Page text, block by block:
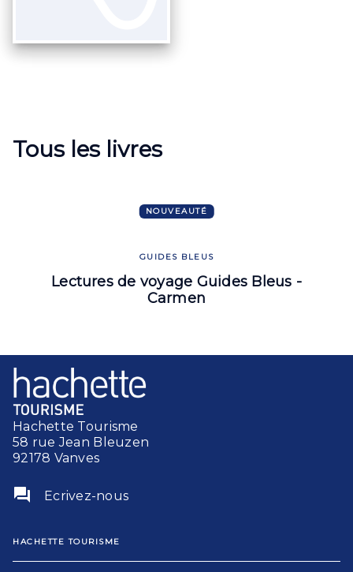
Tous les livres
NOUVEAUTÉ
GUIDES BLEUS
Lectures de voyage Guides Bleus -
Carmen
Hachette Tourisme
58 rue Jean Bleuzen
92178 Vanves
question_answer Ecrivez-nous
HACHETTE TOURISME